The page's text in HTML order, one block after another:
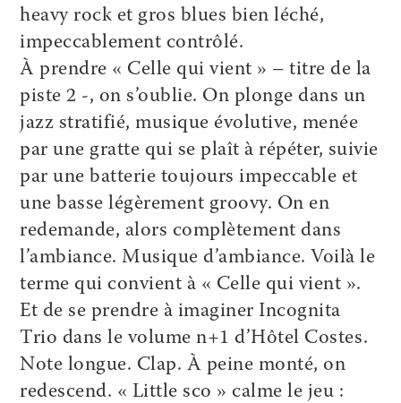
heavy rock et gros blues bien léché,
impeccablement contrôlé.
À prendre « Celle qui vient » – titre de la
piste 2 -, on s’oublie. On plonge dans un
jazz stratifié, musique évolutive, menée
par une gratte qui se plaît à répéter, suivie
par une batterie toujours impeccable et
une basse légèrement groovy. On en
redemande, alors complètement dans
l’ambiance. Musique d’ambiance. Voilà le
terme qui convient à « Celle qui vient ».
Et de se prendre à imaginer Incognita
Trio dans le volume n+1 d’Hôtel Costes.
Note longue. Clap. À peine monté, on
redescend. « Little sco » calme le jeu :